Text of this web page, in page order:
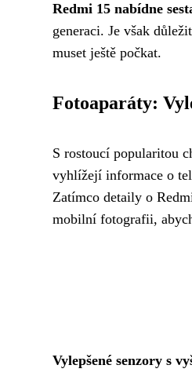
Redmi 15 nabídne
generaci. Je však
muset ještě počkat.
Fotoaparáty:
S rostoucí popularitou
vyhlížejí informace o
Zatímco detaily o
mobilní fotografii,
Vylepšené senzory s